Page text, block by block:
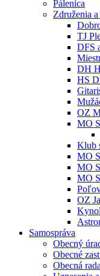
Pálenica
Združenia
TJ
DFS
DH
HS
OZ
MO
Klub
MO
MO
MO
OZ
Samospráva
Obecný
Obecné
Obecná